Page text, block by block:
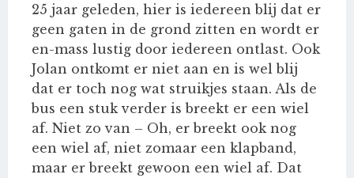
25 jaar geleden, hier is iedereen blij dat er
geen gaten in de grond zitten en wordt er
en-mass lustig door iedereen ontlast. Ook
Jolan ontkomt er niet aan en is wel blij
dat er toch nog wat struikjes staan. Als de
bus een stuk verder is breekt er een wiel
af. Niet zo van – Oh, er breekt ook nog
een wiel af, niet zomaar een klapband,
maar er breekt gewoon een wiel af. Dat